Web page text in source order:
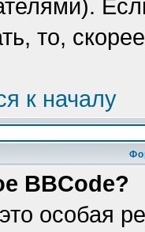
то,
к началу
BBCode?
особая